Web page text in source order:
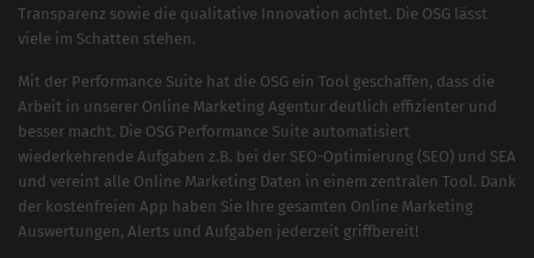
Transparenz sowie die qualitative Innovation achtet. Die OSG lässt
viele im Schatten stehen.
Mit der Performance Suite hat die OSG ein Tool geschaffen, dass die
Arbeit in unserer Online Marketing Agentur deutlich effizienter und
besser macht. Die OSG Performance Suite automatisiert
wiederkehrende Aufgaben z.B. bei der SEO-Optimierung (SEO) und SEA
und vereint alle Online Marketing Daten in einem zentralen Tool. Dank
der kostenfreien App haben Sie Ihre gesamten Online Marketing
Auswertungen, Alerts und Aufgaben jederzeit griffbereit!